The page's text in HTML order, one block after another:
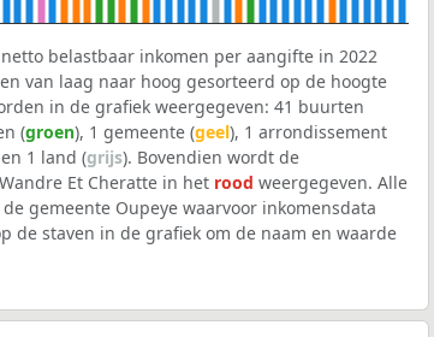
belastbaar inkomen per aangifte in 2022
van laag naar hoog gesorteerd op de hoogte
in de grafiek weergegeven: 41 buurten
(groen), 1 gemeente (geel), 1 arrondissement
1 land (grijs). Bovendien wordt de
Et Cheratte in het rood weergegeven. Alle
gemeente Oupeye waarvoor inkomensdata
de staven in de grafiek om de naam en waarde